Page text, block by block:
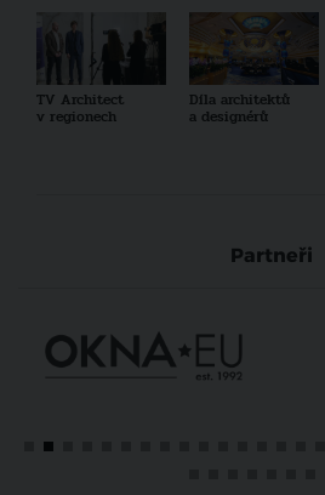
TV Architect
v regionech
Díla architektů
a designérů
Partneři